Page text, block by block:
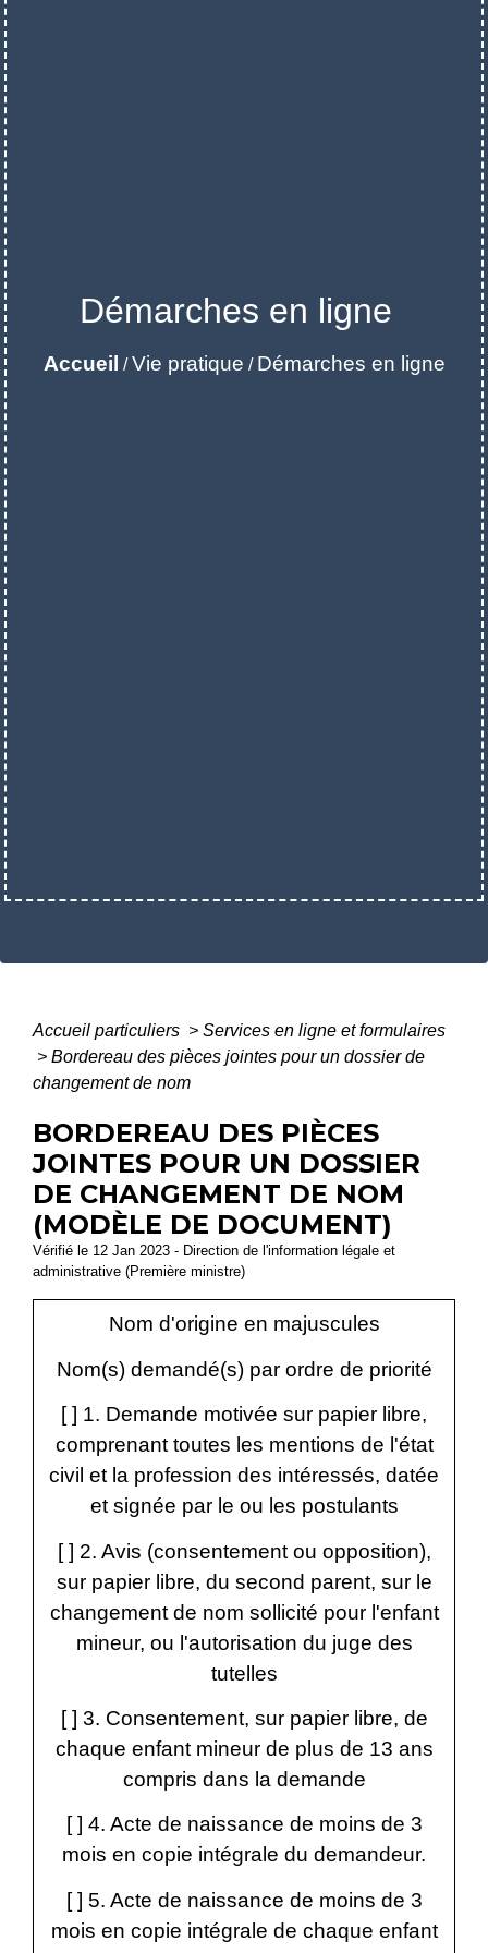
Démarches en ligne
Accueil /Vie pratique / Démarches en ligne
Accueil particuliers > Services en ligne et formulaires
> Bordereau des pièces jointes pour un dossier de
changement de nom
BORDEREAU DES PIÈCES
JOINTES POUR UN DOSSIER
DE CHANGEMENT DE NOM
(MODÈLE DE DOCUMENT)
Vérifié le 12 Jan 2023 - Direction de l'information légale et
administrative (Première ministre)
Nom d'origine en majuscules
Nom(s) demandé(s) par ordre de priorité
[ ] 1. Demande motivée sur papier libre,
comprenant toutes les mentions de l'état
civil et la profession des intéressés, datée
et signée par le ou les postulants
[ ] 2. Avis (consentement ou opposition),
sur papier libre, du second parent, sur le
changement de nom sollicité pour l'enfant
mineur, ou l'autorisation du juge des
tutelles
[ ] 3. Consentement, sur papier libre, de
chaque enfant mineur de plus de 13 ans
compris dans la demande
[ ] 4. Acte de naissance de moins de 3
mois en copie intégrale du demandeur.
[ ] 5. Acte de naissance de moins de 3
mois en copie intégrale de chaque enfant